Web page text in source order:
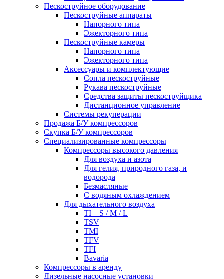
Пескоструйное оборудование
Пескоструйные аппараты
Напорного типа
Эжекторного типа
Пескоструйные камеры
Напорного типа
Эжекторного типа
Аксессуары и комплектующие
Сопла пескоструйные
Рукава пескоструйные
Средства защиты пескоструйщика
Дистанционное управление
Системы рекуперации
Продажа Б/У компрессоров
Скупка Б/У компрессоров
Специализированные компрессоры
Компрессоры высокого давления
Для воздуха и азота
Для гелия, природного газа, и
водорода
Безмасляные
С водяным охлаждением
Для дыхательного воздуха
TI – S / M / L
TSV
TMI
TFV
TFI
Bavaria
Компрессоры в аренду
Дизельные насосные установки